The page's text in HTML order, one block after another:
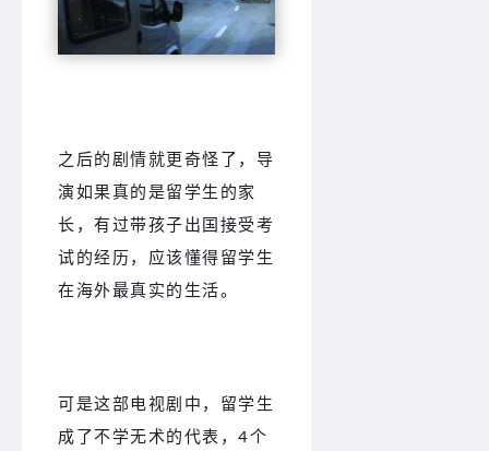
之后的剧情就更奇怪了，导
演如果真的是留学生的家
长，有过带孩子出国接受考
试的经历，应该懂得留学生
在海外最真实的生活。
可是这部电视剧中，留学生
成了不学无术的代表，4个